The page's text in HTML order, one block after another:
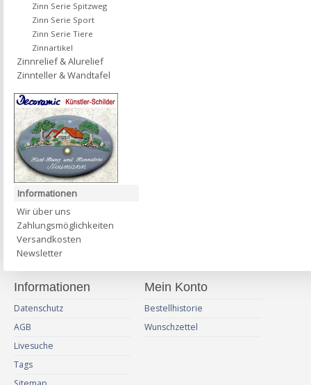
Zinn Serie Spitzweg
Zinn Serie Sport
Zinn Serie Tiere
Zinnartikel
Zinnrelief & Alurelief
Zinnteller & Wandtafel
Informationen
Wir über uns
Zahlungsmöglichkeiten
Versandkosten
Newsletter
Informationen
Datenschutz
AGB
Livesuche
Tags
Mein Konto
Bestellhistorie
Wunschzettel